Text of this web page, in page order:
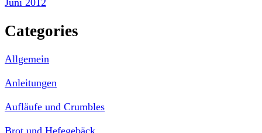
Juni 2012
Categories
Allgemein
Anleitungen
Aufläufe und Crumbles
Brot und Hefegebäck